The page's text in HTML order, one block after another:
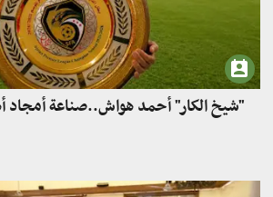
"شيخ الكار" أحمد هواش..صناعة